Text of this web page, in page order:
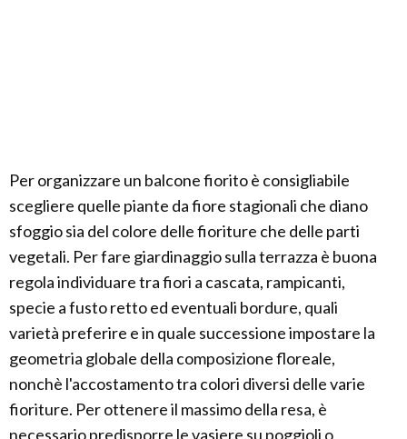
Per organizzare un balcone fiorito è consigliabile
scegliere quelle piante da fiore stagionali che diano
sfoggio sia del colore delle fioriture che delle parti
vegetali. Per fare giardinaggio sulla terrazza è buona
regola individuare tra fiori a cascata, rampicanti,
specie a fusto retto ed eventuali bordure, quali
varietà preferire e in quale successione impostare la
geometria globale della composizione floreale,
nonchè l'accostamento tra colori diversi delle varie
fioriture. Per ottenere il massimo della resa, è
necessario predisporre le vasiere su poggioli o